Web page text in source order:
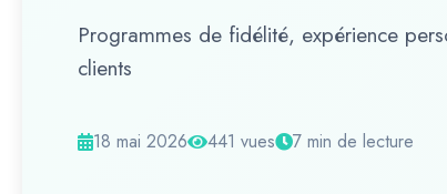
Programmes de fidélité, expérience
clients
18 mai 2026 441 vues 7 min de lecture